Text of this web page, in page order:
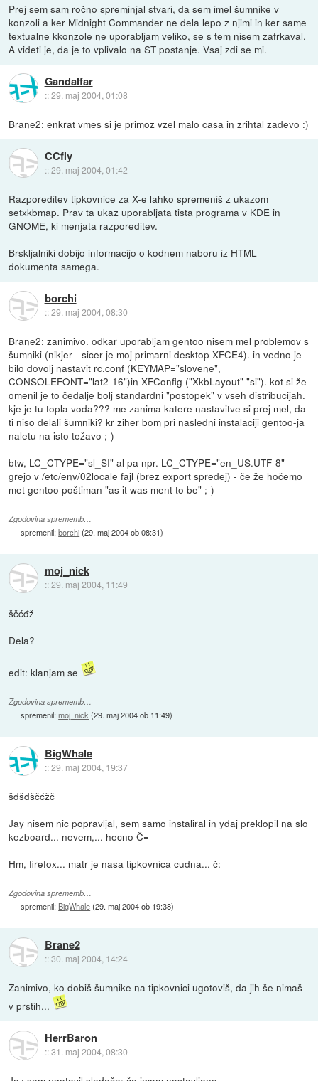
Prej sem sam ročno spreminjal stvari, da sem imel šumnike v
konzoli a ker Midnight Commander ne dela lepo z njimi in ker same
textualne kkonzole ne uporabljam veliko, se s tem nisem zafrkaval.
A videti je, da je to vplivalo na ST postanje. Vsaj zdi se mi.
Gandalfar
::29. maj 2004, 01:08
Brane2: enkrat vmes si je primoz vzel malo casa in zrihtal zadevo :)
CCfly
::29. maj 2004, 01:42
Razporeditev tipkovnice za X-e lahko spremeniš z ukazom
setxkbmap. Prav ta ukaz uporabljata tista programa v KDE in
GNOME, ki menjata razporeditev.
Brskljalniki dobijo informacijo o kodnem naboru iz HTML
dokumenta samega.
borchi
::29. maj 2004, 08:30
Brane2: zanimivo. odkar uporabljam gentoo nisem mel problemov s
šumniki (nikjer - sicer je moj primarni desktop XFCE4). in vedno je
bilo dovolj nastavit rc.conf (KEYMAP="slovene",
CONSOLEFONT="lat2-16")in XFConfig ("XkbLayout" "si"). kot si že
omenil je to čedalje bolj standardni "postopek" v vseh distribucijah.
kje je tu topla voda??? me zanima katere nastavitve si prej mel, da
ti niso delali šumniki? kr ziher bom pri nasledni instalaciji gentoo-ja
naletu na isto težavo ;-)
btw, LC_CTYPE="sl_SI" al pa npr. LC_CTYPE="en_US.UTF-8"
grejo v /etc/env/02locale fajl (brez export spredej) - če že hočemo
met gentoo poštiman "as it was ment to be" ;-)
Zgodovina sprememb…
spremenil:borchi(29. maj 2004 ob 08:31)
moj_nick
::29. maj 2004, 11:49
ščćđž
Dela?
edit: klanjam se
Zgodovina sprememb…
spremenil:moj_nick (29. maj 2004 ob 11:49)
BigWhale
::29. maj 2004, 19:37
šđšđščćžč
Jay nisem nic popravljal, sem samo instaliral in ydaj preklopil na slo
kezboard... nevem,... hecno Č=
Hm, firefox... matr je nasa tipkovnica cudna... č:
Zgodovina sprememb…
spremenil: BigWhale(29. maj 2004 ob 19:38)
Brane2
::30. maj 2004, 14:24
Zanimivo, ko dobiš šumnike na tipkovnici ugotoviš, da jih še nimaš
v prstih...
HerrBaron
::31. maj 2004, 08:30